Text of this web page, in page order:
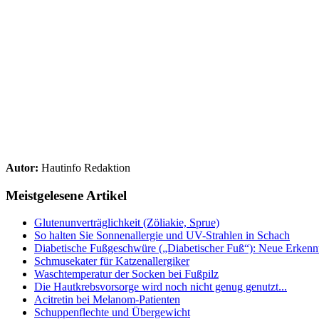
Autor: Hautinfo Redaktion
Meistgelesene Artikel
Glutenunverträglichkeit (Zöliakie, Sprue)
So halten Sie Sonnenallergie und UV-Strahlen in Schach
Diabetische Fußgeschwüre („Diabetischer Fuß“): Neue
Schmusekater für Katzenallergiker
Waschtemperatur der Socken bei Fußpilz
Die Hautkrebsvorsorge wird noch nicht genug genutzt...
Acitretin bei Melanom-Patienten
Schuppenflechte und Übergewicht